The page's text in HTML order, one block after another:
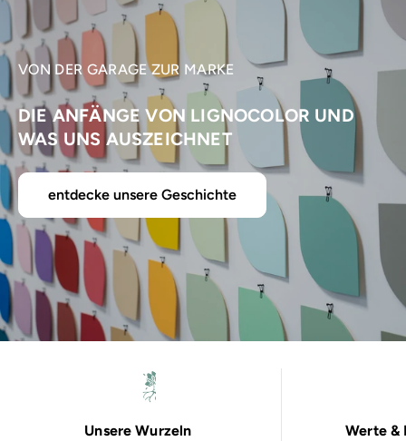
VON DER GARAGE ZUR MARKE
DIE ANFÄNGE VON LIGNOCOLOR UND
WAS UNS AUSZEICHNET
entdecke unsere Geschichte
Unsere Wurzeln
Werte &